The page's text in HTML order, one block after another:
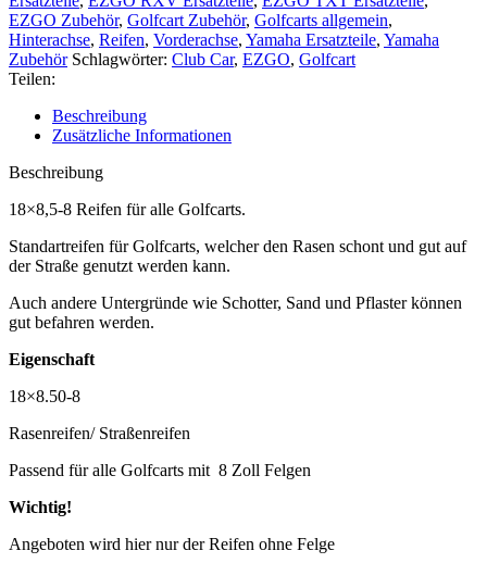
EZGO Zubehör, Golfcart Zubehör, Golfcarts allgemein,
Hinterachse, Reifen, Vorderachse, Yamaha Ersatzteile, Yamaha
Zubehör Schlagwörter: Club Car, EZGO, Golfcart
Teilen:
Beschreibung
Zusätzliche Informationen
Beschreibung
18×8,5-8 Reifen für alle Golfcarts.
Standartreifen für Golfcarts, welcher den Rasen schont und gut auf
der Straße genutzt werden kann.
Auch andere Untergründe wie Schotter, Sand und Pflaster können
gut befahren werden.
Eigenschaft
18×8.50-8
Rasenreifen/ Straßenreifen
Passend für alle Golfcarts mit 8 Zoll Felgen
Wichtig!
Angeboten wird hier nur der Reifen ohne Felge